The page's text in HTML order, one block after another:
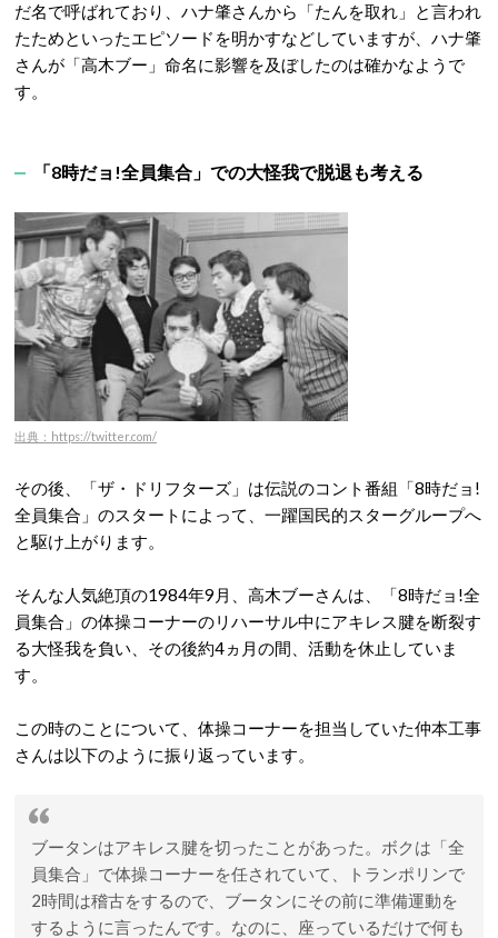
だ名で呼ばれており、ハナ肇さんから「たんを取れ」と言われ
たためといったエピソードを明かすなどしていますが、ハナ肇
さんが「高木ブー」命名に影響を及ぼしたのは確かなようで
す。
「8時だョ!全員集合」での大怪我で脱退も考える
出典：https://twitter.com/
その後、「ザ・ドリフターズ」は伝説のコント番組「8時だョ!
全員集合」のスタートによって、一躍国民的スターグループへ
と駆け上がります。
そんな人気絶頂の1984年9月、高木ブーさんは、「8時だョ!全
員集合」の体操コーナーのリハーサル中にアキレス腱を断裂す
る大怪我を負い、その後約4ヵ月の間、活動を休止していま
す。
この時のことについて、体操コーナーを担当していた仲本工事
さんは以下のように振り返っています。
ブータンはアキレス腱を切ったことがあった。ボクは「全
員集合」で体操コーナーを任されていて、トランポリンで
2時間は稽古をするので、ブータンにその前に準備運動を
するように言ったんです。なのに、座っているだけで何も